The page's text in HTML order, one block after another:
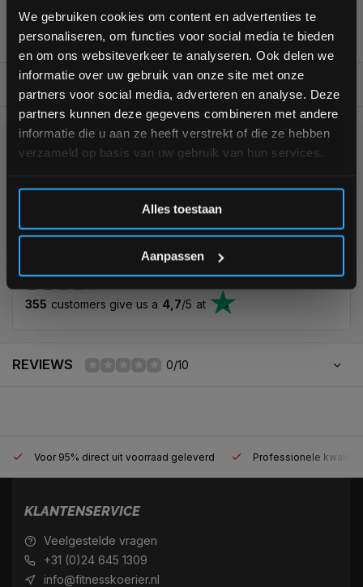
We gebruiken cookies om content en advertenties te
personaliseren, om functies voor social media te bieden
en om ons websiteverkeer te analyseren. Ook delen we
informatie over uw gebruik van onze site met onze
partners voor social media, adverteren en analyse. Deze
partners kunnen deze gegevens combineren met andere
informatie die u aan ze heeft verstrekt of die ze hebben
verzameld op basis van uw gebruik van hun services.
Alles toestaan
Aanpassen
Complete gym inrichting mogelijk
BESCHRIJVING
KUNNEN WE HELPEN?
+31 (0)24 645 1309
355 customers give us a 4,7/5 at
REVIEWS 0/10
Voor 95% direct uit voorraad geleverd Professionele
KLANTENSERVICE
Veelgestelde vragen
+31 (0)24 645 1309
info@fitnesskoerier.nl
bestelling
Schrijf je in voor onze nieuwsbrief om op de hoogte te
blijven over onze nieuwe producten, deals en meer
interessante info. Ontvang 5% korting op je eerstvolgende
aankoop! 😀
Inschrijven
*Verzendkosten vallen buiten de korting